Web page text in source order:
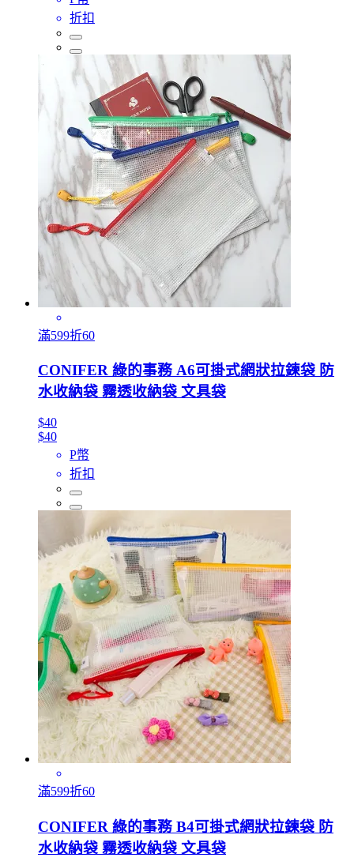
折扣
滿599折60
CONIFER 綠的事務 A6可掛式網狀拉鍊袋 防
水收納袋 霧透收納袋 文具袋
$40
$40
P幣
折扣
滿599折60
CONIFER 綠的事務 B4可掛式網狀拉鍊袋 防
水收納袋 霧透收納袋 文具袋